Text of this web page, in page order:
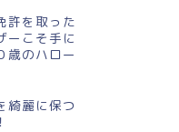
許を取った
ーこそ手に
歳のハロー
綺麗に保つ